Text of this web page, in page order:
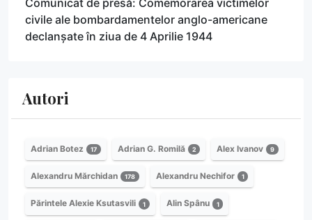
civile ale bombardamentelor anglo-americane
declanșate în ziua de 4 Aprilie 1944
Autori
Adrian Botez 17 Adrian G. Romilă 2 Alex Ivanov 9
Alexandru Mărchidan 178 Alexandru Nechifor 1
Părintele Alexie Ksutasvili 1 Alin Spânu 1